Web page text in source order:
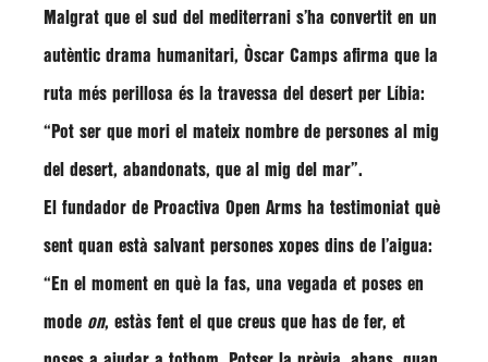
Malgrat que el sud del mediterrani s’ha convertit en un
autèntic drama humanitari, Òscar Camps afirma que la
ruta més perillosa és la travessa del desert per Líbia:
“Pot ser que mori el mateix nombre de persones al mig
del desert, abandonats, que al mig del mar”.
El fundador de Proactiva Open Arms ha testimoniat què
sent quan està salvant persones xopes dins de l’aigua:
“En el moment en què la fas, una vegada et poses en
mode on, estàs fent el que creus que has de fer, et